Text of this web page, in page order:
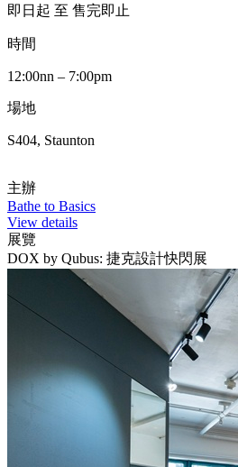
即日起 至 售完即止
時間
12:00nn – 7:00pm
場地
S404, Staunton
主辦
Bathe to Basics
View details
展覽
DOX by Qubus: 捷克設計快閃展